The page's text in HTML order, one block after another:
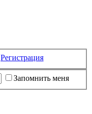
Регистрация
Запомнить меня